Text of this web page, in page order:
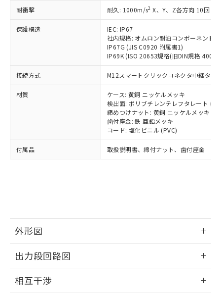
耐衝撃 耐久: 1000m/s2 X、Y、Z各方向 10回
保護構造
IEC: IP67
社内規格: オムロン耐油コンポーネント
IP67G (JIS C0920 附属書1)
IP69K (ISO 20653規格(旧DIN規格
接続方式 M12スマートクリックコネクタ中継タイ
材質
ケース: 黄銅 ニッケルメッキ
検出面: ポリブチレンテレフタレート
締めつけナット: 黄銅 ニッケルメッキ
歯付座金: 鉄 亜鉛メッキ
コード: 塩化ビニル (PVC)
付属品 取扱説明書、締付ナット、歯付座金
外形図
外形図
出力段回路図
出力段回路図
相互干渉
覧された時点での実際の在庫および標
準価格とは異なる場合があることをご
了承ください。
正式な納期状況および標準価格はお客
様のお取引先、またはお客様担当のオ
ムロン制御機器販売店・当社販売員に
ご相談ください。
オムロン制御機器販売店や当社販売拠
販売ネットワーク
」をご確認
在庫状況および標準価格結果を当社の
事前の承諾なく第三者に漏洩または開
示しないようお願いします。
マイパーツ機能（部品リスト作成サー
ビス）をご利用いただくには、I-Web
品・サービスに関するお客様との取
※当社の共同利用者とは、
の共同利用に関して"
用者の範囲」に記載されている法人を
鉛(Pb) 1000ppm以下、 水銀(Hg) 1000ppm以下、 カド
ミウム(Cd) 100ppm以下、
六価クロム(Cr(Ⅵ)) 1000ppm以下、ポリ臭化ビフェニル
類(PBB) 1000ppm以下、ポリ臭化ジフェニルエーテル類
(PBDE) 1000ppm以下、フタル酸ビス(2-エチルヘキシ
ル) (DEHP)(別名：DOP) 1000ppm以下、フタル酸ブチ
ルベンジル（BBP） 1000ppm以下、フタル酸ジブチル
（DBP） 1000ppm以下、フタル酸ジイソブチル
適用除外項目は除く。
フタル酸エステル類の４物質については閾値を超える意
図的な使用がないことを確認しています。
部品在庫の切り替え状況などにより、予定
月が前後することがあります。
とができます。
EU RoHS指令（10物質）の非含有証明書
51物質の非含有証明書（当社基準）
※本証明書は発行日時点で非含有を証明す
るもので、過去に遡って非含有を証明する
ものではありません。
*中国RoHS10物質の基準値 (GB/T26572)：
Pb(鉛) :1000ppm、 Hg(水銀) : 1000ppm、 Cd(カドミウ
Cr(Ⅵ)(六価クロム) : 1000ppm、 PBBs(ポリ臭化ビフェ
ニル類) : 1000ppm、 PBDEs(ポリ臭化ジフェニルエーテ
DBP(フタル酸ジブチル) : 1000ppm、 DIBP(フタル酸ジ
イソブチル) : 1000ppm、 BBP(フタル酸ブチルベンジ
DEHP(フタル酸ビス(2-エチルヘキシル)) : 1000ppm
※2 環境保護使用期限
「ｅ」：有害物質（10物質）のすべてが基
準値以下であることを示します。
「10」：通常の使用状況下において有害物
質が外部に漏えいし、環境に深刻な影響を
及ぼさない年数を意味します。
国政府の輸出許可(または役務取引許
可)を取得するなどの必要な手続きを
当社は規制貨物を破棄する場合は、完
全に破砕するなど、違法に輸出されな
いよう必要な手段を講じます。
当社は貴社製品を、核兵器、ミサイ
ル、化学兵器、生物兵器またはその他
武器並びにこれらの製造装置等に一切
使用いたしません。
当社は、貴社製品を第三者に販売する
場合は、上記1、2および3の内容を当
該第三者に通知します。また当社は、
販売先および販売に係わる関係者が違
法に輸出するおそれがある場合は、取
一定数以上の在庫あり
一定数には満たないが在庫あり
在庫なし(最新の在庫状況につ
いては、お客様のお取引先、ま
たはお客様担当のオムロン制御
機器販売店・当社販売員にご確
認ください)
白
受注生産機種、また在庫状況の
情報を公開していない機種